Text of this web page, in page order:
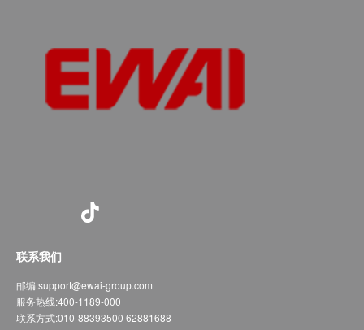
联系我们
邮编:support@ewai-group.com
服务热线:400-1189-000
联系方式:010-88393500 62881688